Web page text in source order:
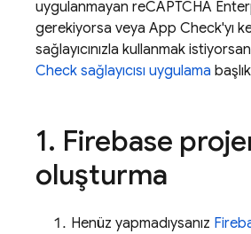
uygulanmayan reCAPTCHA
gerekiyorsa veya App Check'yı
sağlayıcınızla kullanmak
Check sağlayıcısı uygulama
1. Firebase
oluşturma
Henüz yapmadıysanız